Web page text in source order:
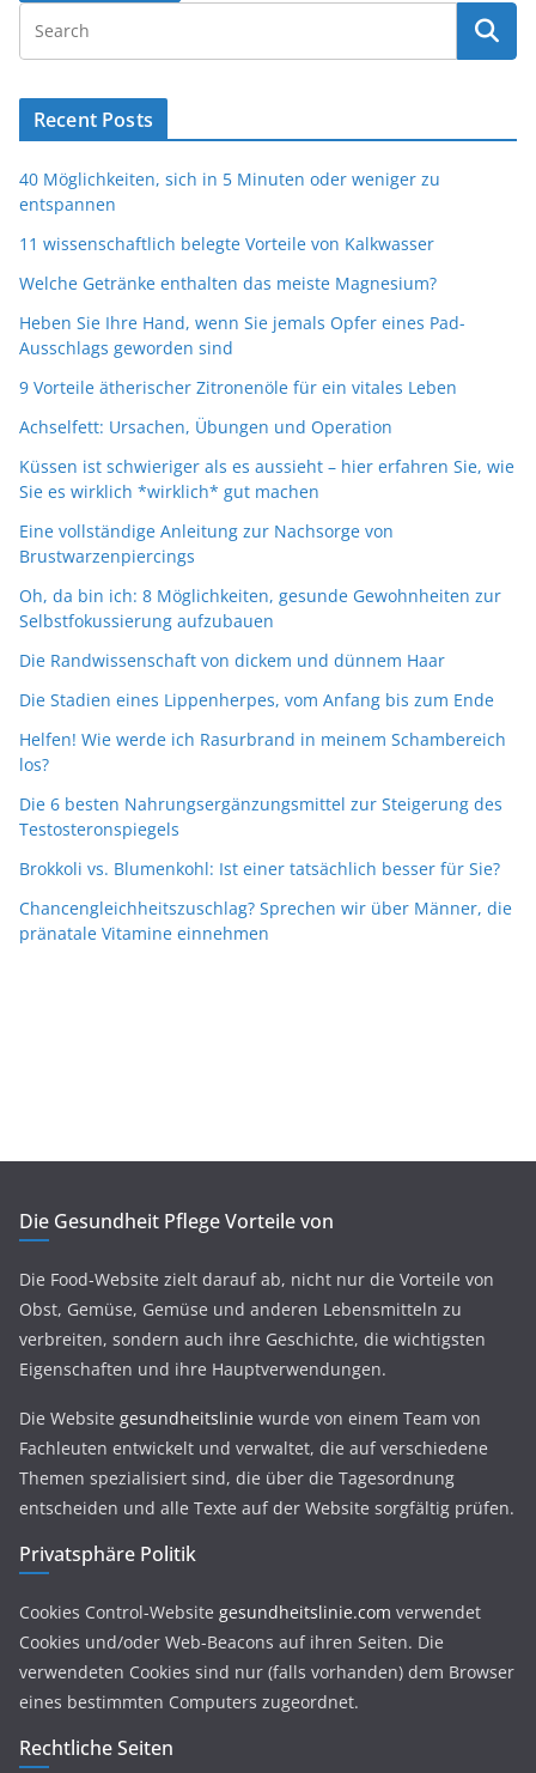
Recent Posts
40 Möglichkeiten, sich in 5 Minuten oder weniger zu
entspannen
11 wissenschaftlich belegte Vorteile von Kalkwasser
Welche Getränke enthalten das meiste Magnesium?
Heben Sie Ihre Hand, wenn Sie jemals Opfer eines Pad-
Ausschlags geworden sind
9 Vorteile ätherischer Zitronenöle für ein vitales Leben
Achselfett: Ursachen, Übungen und Operation
Küssen ist schwieriger als es aussieht – hier erfahren Sie, wie
Sie es wirklich *wirklich* gut machen
Eine vollständige Anleitung zur Nachsorge von
Brustwarzenpiercings
Oh, da bin ich: 8 Möglichkeiten, gesunde Gewohnheiten zur
Selbstfokussierung aufzubauen
Die Randwissenschaft von dickem und dünnem Haar
Die Stadien eines Lippenherpes, vom Anfang bis zum Ende
Helfen! Wie werde ich Rasurbrand in meinem Schambereich
los?
Die 6 besten Nahrungsergänzungsmittel zur Steigerung des
Testosteronspiegels
Brokkoli vs. Blumenkohl: Ist einer tatsächlich besser für Sie?
Chancengleichheitszuschlag? Sprechen wir über Männer, die
pränatale Vitamine einnehmen
Die Gesundheit Pflege Vorteile von
Die Food-Website zielt darauf ab, nicht nur die Vorteile von
Obst, Gemüse, Gemüse und anderen Lebensmitteln zu
verbreiten, sondern auch ihre Geschichte, die wichtigsten
Eigenschaften und ihre Hauptverwendungen.
Die Website gesundheitslinie wurde von einem Team von
Fachleuten entwickelt und verwaltet, die auf verschiedene
Themen spezialisiert sind, die über die Tagesordnung
entscheiden und alle Texte auf der Website sorgfältig prüfen.
Privatsphäre Politik
Cookies Control-Website gesundheitslinie.com verwendet
Cookies und/oder Web-Beacons auf ihren Seiten. Die
verwendeten Cookies sind nur (falls vorhanden) dem Browser
eines bestimmten Computers zugeordnet.
Rechtliche Seiten